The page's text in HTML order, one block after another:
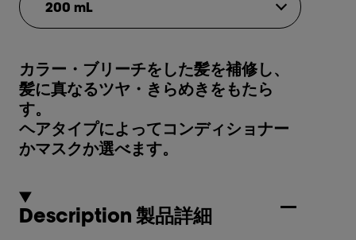
カラー・ブリーチをした髪を補修し、
髪に真なるツヤ・きらめきをもたら
す。
ヘアタイプによってコンディショナー
かマスクか選べます。
200 mL
Description 製品詳細